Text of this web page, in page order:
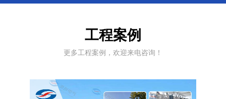
工程案例
更多工程案例，欢迎来电咨询！